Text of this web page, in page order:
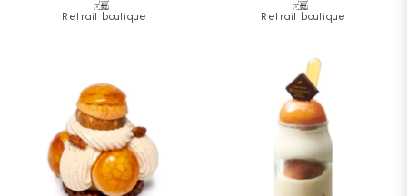
Retrait boutique Retrait boutique